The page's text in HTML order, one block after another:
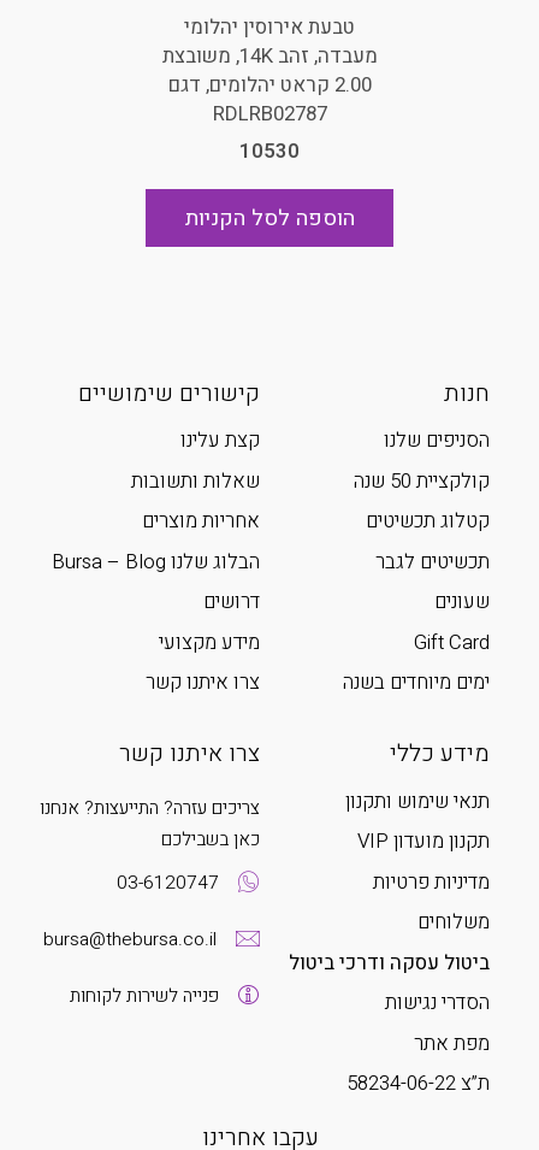
טבעת אירוסין יהלומי
מעבדה, זהב 14K, משובצת
2.00 קראט יהלומים, דגם
RDLRB02787
10530
הוספה לסל הקניות
חנות
הסניפים שלנו
קולקציית 50 שנה
קטלוג תכשיטים
תכשיטים לגבר
שעונים
Gift Card
ימים מיוחדים בשנה
קישורים שימושיים
קצת עלינו
שאלות ותשובות
אחריות מוצרים
הבלוג שלנו Bursa – Blog
דרושים
מידע מקצועי
צרו איתנו קשר
מידע כללי
תנאי שימוש ותקנון
תקנון מועדון VIP
מדיניות פרטיות
משלוחים
ביטול עסקה ודרכי ביטול
הסדרי נגישות
מפת אתר
ת”צ 58234-06-22
צרו איתנו קשר
צריכים עזרה? התייעצות? אנחנו
כאן בשבילכם
03-6120747
bursa@thebursa.co.il
פנייה לשירות לקוחות
עקבו אחרינו